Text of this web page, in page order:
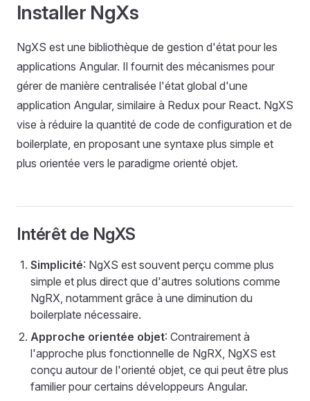
Installer NgXs
NgXS est une bibliothèque de gestion d'état pour les
applications Angular. Il fournit des mécanismes pour
gérer de manière centralisée l'état global d'une
application Angular, similaire à Redux pour React. NgXS
vise à réduire la quantité de code de configuration et de
boilerplate, en proposant une syntaxe plus simple et
plus orientée vers le paradigme orienté objet.
Intérêt de NgXS
Simplicité: NgXS est souvent perçu comme plus
simple et plus direct que d'autres solutions comme
NgRX, notamment grâce à une diminution du
boilerplate nécessaire.
Approche orientée objet: Contrairement à
l'approche plus fonctionnelle de NgRX, NgXS est
conçu autour de l'orienté objet, ce qui peut être plus
familier pour certains développeurs Angular.